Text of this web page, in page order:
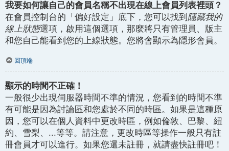
我要如何讓自己的會員名稱不出現在線上會員列表裡頭？
在會員控制台的「偏好設定」底下，您可以找到 隱藏我的
線上狀態選項，啟用這個選項，那麼將只有管理員、版主
和您自己能看到您的上線狀態。您將會顯示為隱形會員。
回頂端
顯示的時間不正確！
一般很少出現伺服器時間不準的情況，您看到的時間不準
有可能是因為討論區和您處於不同的時區。如果是這種原
因，您可以在個人資料中更改時區，例如倫敦、巴黎、紐
約、雪梨、...等等。請注意，更改時區等操作一般只有註
冊會員才可以進行。如果您還未註冊，就請盡快註冊吧！